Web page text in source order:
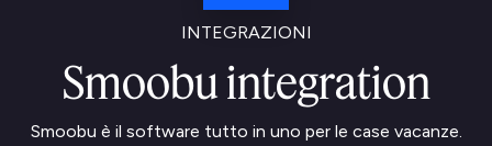
INTEGRAZIONI
Smoobu integration
Smoobu è il software tutto in uno per le case vacanze.